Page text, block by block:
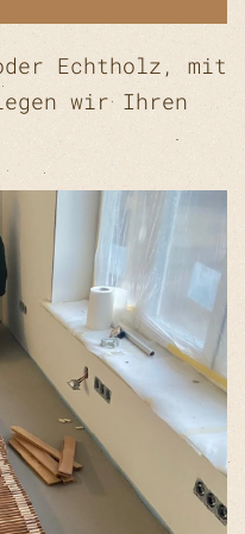
Echtholz, mit
wir Ihren